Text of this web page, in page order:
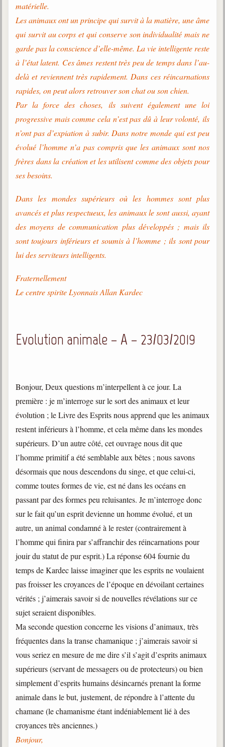
matérielle.
Les animaux ont un principe qui survit à la matière, une âme
qui survit au corps et qui conserve son individualité mais ne
garde pas la conscience d’elle-même. La vie intelligente reste
à l’état latent. Ces âmes restent très peu de temps dans l’au-
delà et reviennent très rapidement. Dans ces réincarnations
rapides, on peut alors retrouver son chat ou son chien.
Par la force des choses, ils suivent également une loi
progressive mais comme cela n’est pas dû à leur volonté, ils
n’ont pas d’expiation à subir. Dans notre monde qui est peu
évolué l’homme n’a pas compris que les animaux sont nos
frères dans la création et les utilisent comme des objets pour
ses besoins.
Dans les mondes supérieurs où les hommes sont plus
avancés et plus respectueux, les animaux le sont aussi, ayant
des moyens de communication plus développés ; mais ils
sont toujours inférieurs et soumis à l’homme ; ils sont pour
lui des serviteurs intelligents.
Fraternellement
Le centre spirite Lyonnais Allan Kardec
Evolution animale – A – 23/03/2019
Bonjour, Deux questions m’interpellent à ce jour. La
première : je m’interroge sur le sort des animaux et leur
évolution ; le Livre des Esprits nous apprend que les animaux
restent inférieurs à l’homme, et cela même dans les mondes
supérieurs. D’un autre côté, cet ouvrage nous dit que
l’homme primitif a été semblable aux bêtes ; nous savons
désormais que nous descendons du singe, et que celui-ci,
comme toutes formes de vie, est né dans les océans en
passant par des formes peu reluisantes. Je m’interroge donc
sur le fait qu’un esprit devienne un homme évolué, et un
autre, un animal condamné à le rester (contrairement à
l’homme qui finira par s’affranchir des réincarnations pour
jouir du statut de pur esprit.) La réponse 604 fournie du
temps de Kardec laisse imaginer que les esprits ne voulaient
pas froisser les croyances de l’époque en dévoilant certaines
vérités ; j’aimerais savoir si de nouvelles révélations sur ce
sujet seraient disponibles.
Ma seconde question concerne les visions d’animaux, très
fréquentes dans la transe chamanique ; j’aimerais savoir si
vous seriez en mesure de me dire s’il s’agit d’esprits animaux
supérieurs (servant de messagers ou de protecteurs) ou bien
simplement d’esprits humains désincarnés prenant la forme
animale dans le but, justement, de répondre à l’attente du
chamane (le chamanisme étant indéniablement lié à des
croyances très anciennes.)
Bonjour,